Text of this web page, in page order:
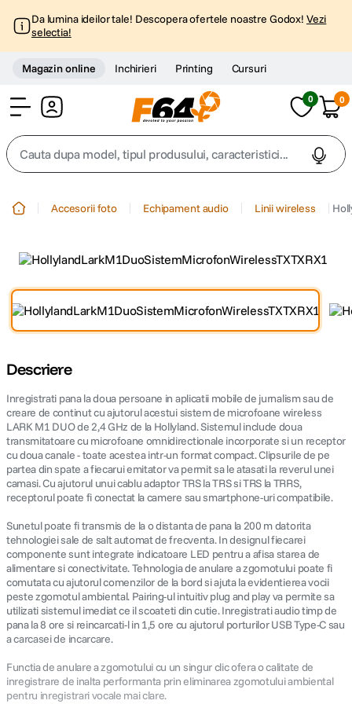
Da lumina ideilor tale! Descopera ofertele noastre Godox! Vezi
selectia!
Magazin online Inchirieri Printing Cursuri
0 0
Cauta dupa model, tipul produsului, caracteristici...
3 trepied telefon
6. lavaliera
7. sony fx
8. card memorie
9. dji mic mini
10. dji osmo
Accesorii foto Echipament audio Linii wireless
Descriere
Inregistrati pana la doua persoane in aplicatii mobile de jurnalism sau de
creare de continut cu ajutorul acestui sistem de microfoane wireless
LARK M1 DUO de 2,4 GHz de la Hollyland. Sistemul include doua
transmitatoare cu microfoane omnidirectionale incorporate si un receptor
cu doua canale - toate acestea intr-un format compact. Clipsurile de pe
partea din spate a fiecarui emitator va permit sa le atasati la reverul unei
camasi. Cu ajutorul unui cablu adaptor TRS la TRS si TRS la TRRS,
receptorul poate fi conectat la camere sau smartphone-uri compatibile.
Sunetul poate fi transmis de la o distanta de pana la 200 m datorita
tehnologiei sale de salt automat de frecventa. In designul fiecarei
componente sunt integrate indicatoare LED pentru a afisa starea de
alimentare si conectivitate. Tehnologia de anulare a zgomotului poate fi
comutata cu ajutorul comenzilor de la bord si ajuta la evidentierea vocii
peste zgomotul ambiental. Pairing-ul intuitiv plug and play va permite sa
utilizati sistemul imediat ce il scoateti din cutie. Inregistrati audio timp de
pana la 8 ore si reincarcati-l in 1,5 ore cu ajutorul porturilor USB Type-C sau
a carcasei de incarcare.
Functia de anulare a zgomotului cu un singur clic ofera o calitate de
inregistrare de inalta performanta prin eliminarea zgomotului ambiental
pentru inregistrari vocale mai clare.